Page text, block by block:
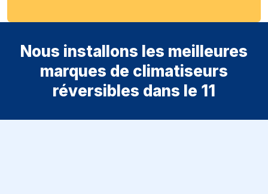
Nous installons les meilleures
marques de climatiseurs
réversibles dans le 11